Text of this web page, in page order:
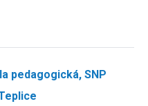
pedagogická, SNP